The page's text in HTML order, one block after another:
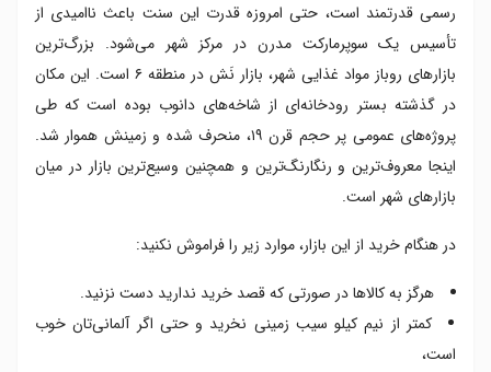
رسمی قدرتمند است، حتی امروزه قدرت این سنت باعث ناامیدی از
تأسیس یک سوپرمارکت مدرن در مرکز شهر می‌شود. بزرگ‌ترین
بازارهای روباز مواد غذایی شهر، بازار نَش در منطقه ۶ است. این مکان
در گذشته بستر رودخانه‌ای از شاخه‌های دانوب بوده است که طی
پروژه‌های عمومی پر حجم قرن ۱۹، منحرف شده و زمینش هموار شد.
اینجا معروف‌ترین و رنگارنگ‌ترین و همچنین وسیع‌ترین بازار در میان
بازارهای شهر است.
در هنگام خرید از این بازار، موارد زیر را فراموش نکنید:
هرگز به کالاها در صورتی که قصد خرید ندارید دست نزنید.
کمتر از نیم کیلو سیب زمینی نخرید و حتی اگر آلمانی‌تان خوب
است،